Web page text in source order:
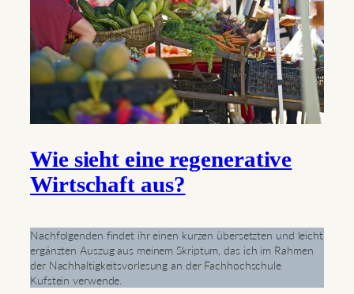
Wie sieht eine regenerative
Wirtschaft aus?
Nachfolgenden findet ihr einen kurzen übersetzten und leicht
ergänzten Auszug aus meinem Skriptum, das ich im Rahmen
der Nachhaltigkeitsvorlesung an der Fachhochschule
Kufstein verwende.